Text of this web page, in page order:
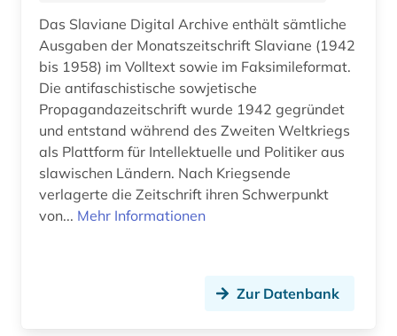
Das Slaviane Digital Archive enthält sämtliche
Ausgaben der Monatszeitschrift Slaviane (1942
bis 1958) im Volltext sowie im Faksimileformat.
Die antifaschistische sowjetische
Propagandazeitschrift wurde 1942 gegründet
und entstand während des Zweiten Weltkriegs
als Plattform für Intellektuelle und Politiker aus
slawischen Ländern. Nach Kriegsende
verlagerte die Zeitschrift ihren Schwerpunkt
von... Mehr Informationen
Zur Datenbank